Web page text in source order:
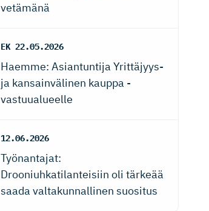
vetämänä
EK 22.05.2026
Haemme: Asiantuntija Yrittäjyys-
ja kansainvälinen kauppa -
vastuualueelle
12.06.2026
Työnantajat:
Drooniuhkatilanteisiin oli tärkeää
saada valtakunnallinen suositus